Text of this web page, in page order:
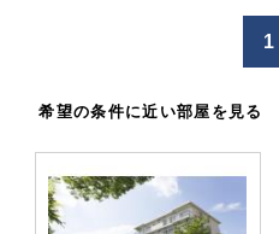
1
希望の条件に近い部屋を見る